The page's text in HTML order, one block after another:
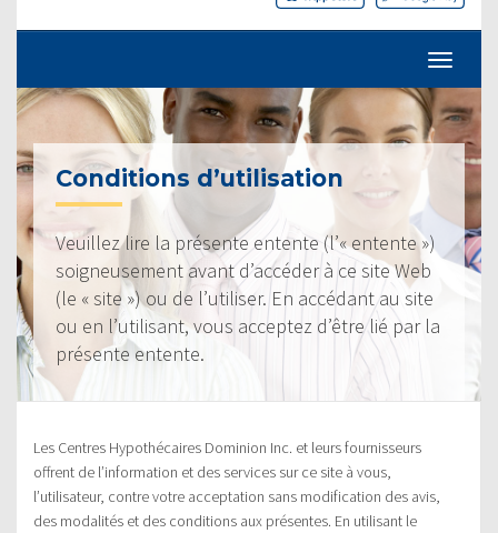
Conditions d’utilisation
Veuillez lire la présente entente (l’« entente »)
soigneusement avant d’accéder à ce site Web
(le « site ») ou de l’utiliser. En accédant au site
ou en l’utilisant, vous acceptez d’être lié par la
présente entente.
Les Centres Hypothécaires Dominion Inc. et leurs fournisseurs
offrent de l’information et des services sur ce site à vous,
l’utilisateur, contre votre acceptation sans modification des avis,
des modalités et des conditions aux présentes. En utilisant le